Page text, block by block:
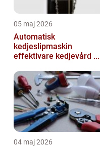
05 maj 2026
Automatisk
kedjeslipmaskin
effektivare kedjevård ...
04 maj 2026